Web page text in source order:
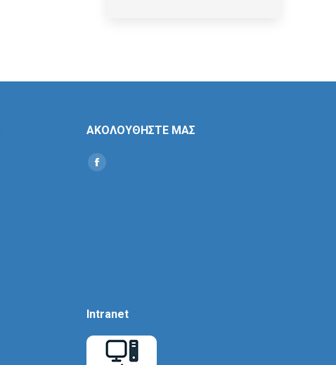
ΑΚΟΛΟΥΘΗΣΤΕ ΜΑΣ
Find us on:
Social
Intranet